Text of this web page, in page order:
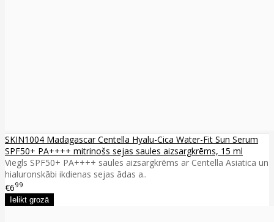
SKIN1004 Madagascar Centella Hyalu-Cica Water-Fit Sun Serum
SPF50+ PA++++ mitrinošs sejas saules aizsargkrēms, 15 ml
Viegls SPF50+ PA++++ saules aizsargkrēms ar Centella Asiatica un
hialuronskābi ikdienas sejas ādas a..
€699